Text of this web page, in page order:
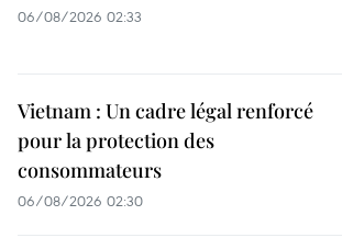
06/08/2026 02:33
Vietnam : Un cadre légal renforcé
pour la protection des
consommateurs
06/08/2026 02:30